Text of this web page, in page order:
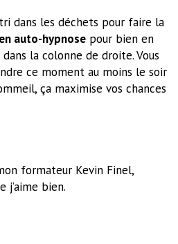
dans les déchets pour faire la
auto-hypnose pour bien en
dans la colonne de droite. Vous
ce moment au moins le soir
ça maximise vos chances
formateur Kevin Finel,
j’aime bien.